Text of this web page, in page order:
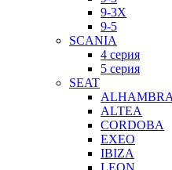
9-3X
9-5
SCANIA
4 серия
5 серия
SEAT
ALHAMBRA
ALTEA
CORDOBA
EXEO
IBIZA
LEON